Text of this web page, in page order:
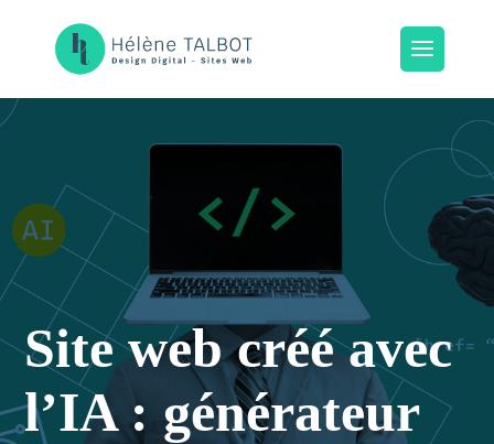
Site web créé avec
l’IA : générateur